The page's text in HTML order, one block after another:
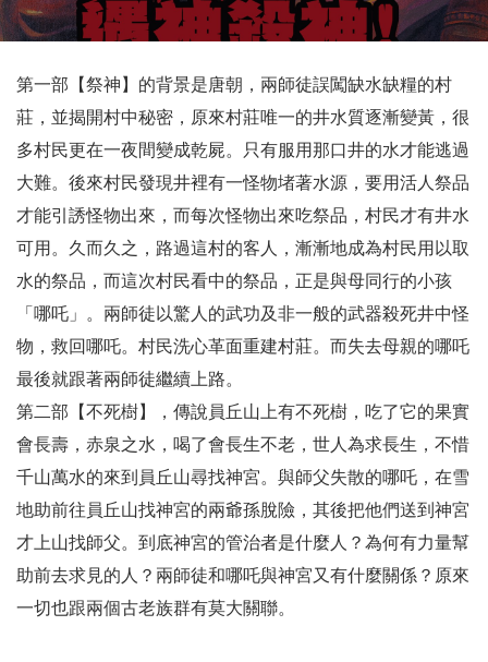
第一部【祭神】的背景是唐朝，兩師徒誤闖缺水缺糧的村
莊，並揭開村中秘密，原來村莊唯一的井水質逐漸變黃，很
多村民更在一夜間變成乾屍。只有服用那口井的水才能逃過
大難。後來村民發現井裡有一怪物堵著水源，要用活人祭品
才能引誘怪物出來，而每次怪物出來吃祭品，村民才有井水
可用。久而久之，路過這村的客人，漸漸地成為村民用以取
水的祭品，而這次村民看中的祭品，正是與母同行的小孩
「哪吒」。兩師徒以驚人的武功及非一般的武器殺死井中怪
物，救回哪吒。村民洗心革面重建村莊。而失去母親的哪吒
最後就跟著兩師徒繼續上路。
第二部【不死樹】，傳說員丘山上有不死樹，吃了它的果實
會長壽，赤泉之水，喝了會長生不老，世人為求長生，不惜
千山萬水的來到員丘山尋找神宮。與師父失散的哪吒，在雪
地助前往員丘山找神宮的兩爺孫脫險，其後把他們送到神宮
才上山找師父。到底神宮的管治者是什麼人？為何有力量幫
助前去求見的人？兩師徒和哪吒與神宮又有什麼關係？原來
一切也跟兩個古老族群有莫大關聯。